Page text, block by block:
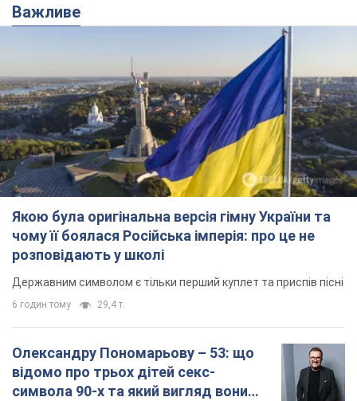
Важливе
Якою була оригінальна версія гімну України та
чому її боялася Російська імперія: про це не
розповідають у школі
Державним символом є тільки перший куплет та приспів пісні
6 годин тому 29,4 т.
Олександру Пономарьову – 53: що
відомо про трьох дітей секс-
символа 90-х та який вигляд вони